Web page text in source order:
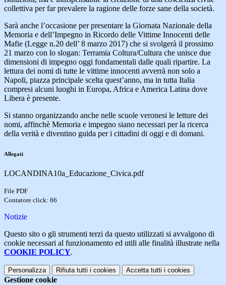
collettiva per far prevalere la ragione delle forze sane della società.
Sarà anche l’occasione per presentare la Giornata Nazionale della
Memoria e dell’Impegno in Ricordo delle Vittime Innocenti delle
Mafie (Legge n.20 dell’ 8 marzo 2017) che si svolgerà il prossimo
21 marzo con lo slogan: Terramia Coltura/Cultura che unisce due
dimensioni di impegno oggi fondamentali dalle quali ripartire. La
lettura dei nomi di tutte le vittime innocenti avverrà non solo a
Napoli, piazza principale scelta quest’anno, ma in tutta Italia
compresi alcuni luoghi in Europa, Africa e America Latina dove
Libera è presente.
Si stanno organizzando anche nelle scuole veronesi le letture dei
nomi, affinchè Memoria e impegno siano necessari per la ricerca
della verità e diventino guida per i cittadini di oggi e di domani.
Allegati
LOCANDINA10a_Educazione_Civica.pdf
File PDF
Contatore click: 66
Notizie
Questo sito o gli strumenti terzi da questo utilizzati si avvalgono di
cookie necessari al funzionamento ed utili alle finalità illustrate nella
COOKIE POLICY.
Personalizza Rifiuta tutti i cookies Accetta tutti i cookies
Gestione cookie